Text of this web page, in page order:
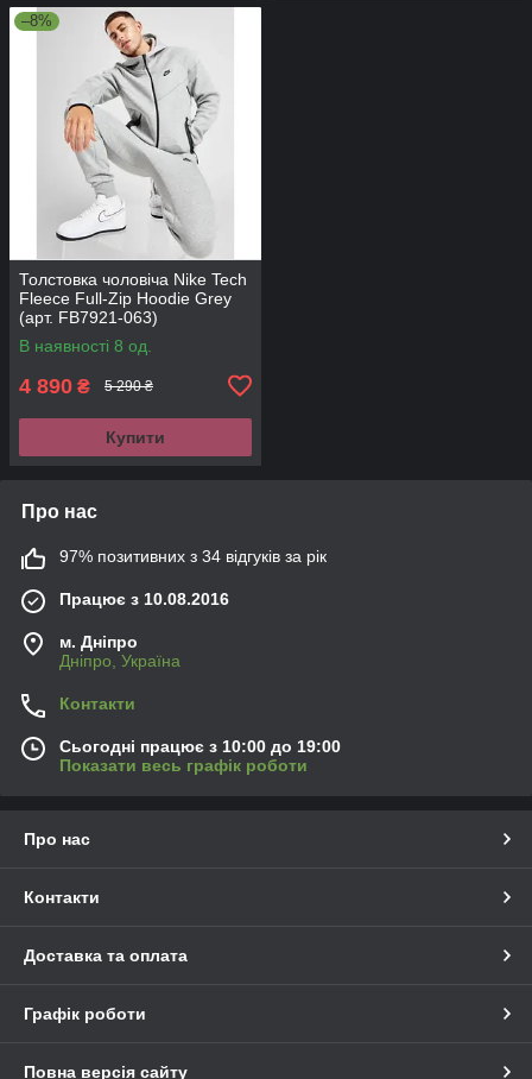
–8%
Толстовка чоловіча Nike Tech
Fleece Full-Zip Hoodie Grey
(арт. FB7921-063)
В наявності 8 од.
4 890 ₴ 5 290 ₴
Купити
Про нас
97% позитивних з 34 відгуків за рік
Працює з 10.08.2016
м. Дніпро
Дніпро, Україна
Контакти
Сьогодні працює з 10:00 до 19:00
Показати весь графік роботи
Про нас
Контакти
Доставка та оплата
Графік роботи
Повна версія сайту